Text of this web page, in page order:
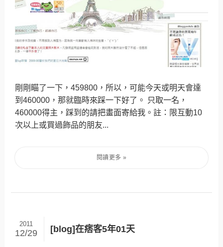
剛剛瞄了一下，459800，所以，可能今天或明天會達
到460000，那就臨時來踩一下好了。 只取一名，
460000得主，踩到的請把畫面寄給我。註：限互動10
次以上或買過飾品的朋友...
[blog]在痞客5年01天
2011
12/29